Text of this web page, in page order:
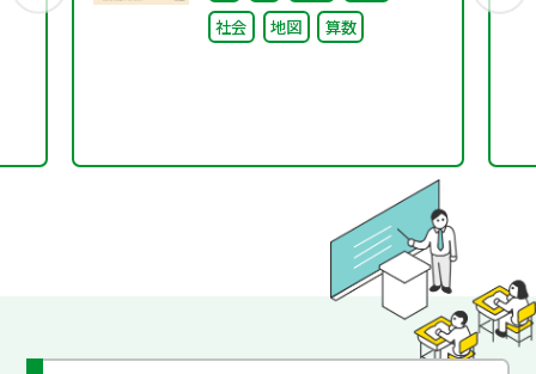
社会
地図 算数